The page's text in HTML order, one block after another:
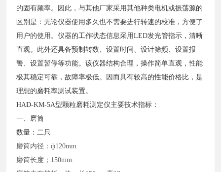
的固有频率。因此，与其他厂家采用其他种类电机或振荡源的
区别是：无论仪器使用多久也不需要进行转速的校准，方便了
用户的使用。仪器的工作状态信息采用LED发光管指示，清晰
直观。此外还具备预制转数、设置时间、设计筛频、设置报
警、设置暂停等功能。该仪器结构合理，操作简单直观，性能
极其稳定可靠，故障率极低。因而具有较高的性能价格比，是
理想的磨耗率测试装置。
HAD-KM-5A型颗粒磨耗测定仪主要技术指标：
一、磨筒
数量：二只
磨筒内径：ф120mm
磨筒长度； 150mm.